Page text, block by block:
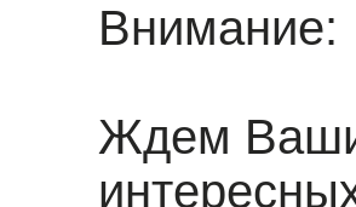
Внимание:
Ждем